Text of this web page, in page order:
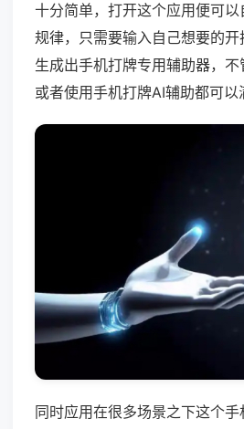
十分简单，打开这个应用便可
规律，只需要输入自己想要的
生成出手机打牌专用辅助器，
或者使用手机打牌AI辅助都可以
同时应用在很多场景之下这个